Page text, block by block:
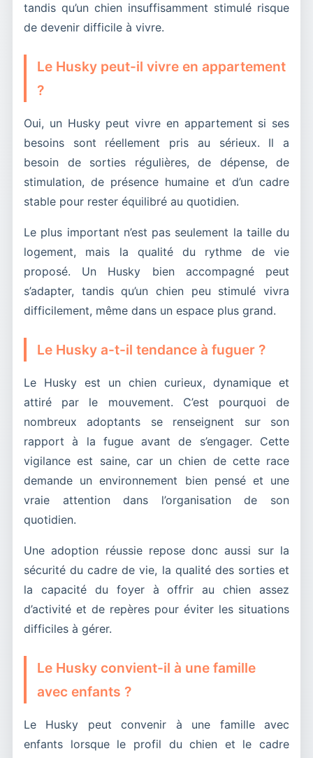
tandis qu’un chien insuffisamment stimulé risque
de devenir difficile à vivre.
Le Husky peut-il vivre en appartement
?
Oui, un Husky peut vivre en appartement si ses
besoins sont réellement pris au sérieux. Il a
besoin de sorties régulières, de dépense, de
stimulation, de présence humaine et d’un cadre
stable pour rester équilibré au quotidien.
Le plus important n’est pas seulement la taille du
logement, mais la qualité du rythme de vie
proposé. Un Husky bien accompagné peut
s’adapter, tandis qu’un chien peu stimulé vivra
difficilement, même dans un espace plus grand.
Le Husky a-t-il tendance à fuguer ?
Le Husky est un chien curieux, dynamique et
attiré par le mouvement. C’est pourquoi de
nombreux adoptants se renseignent sur son
rapport à la fugue avant de s’engager. Cette
vigilance est saine, car un chien de cette race
demande un environnement bien pensé et une
vraie attention dans l’organisation de son
quotidien.
Une adoption réussie repose donc aussi sur la
sécurité du cadre de vie, la qualité des sorties et
la capacité du foyer à offrir au chien assez
d’activité et de repères pour éviter les situations
difficiles à gérer.
Le Husky convient-il à une famille
avec enfants ?
Le Husky peut convenir à une famille avec
enfants lorsque le profil du chien et le cadre